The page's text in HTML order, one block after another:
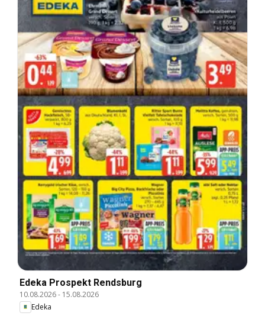
Edeka Prospekt Rendsburg
10.08.2026- 15.08.2026
Edeka